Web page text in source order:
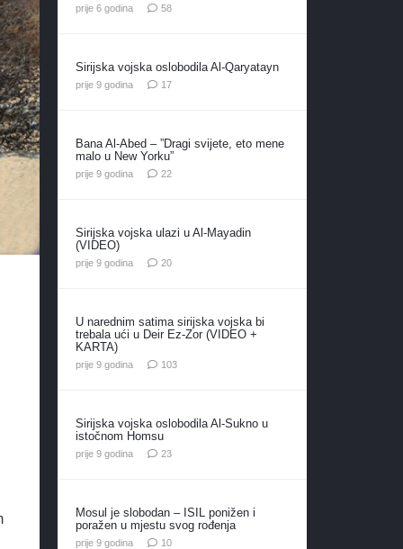
prije 6 godina 58komentara
Sirijska vojska oslobodila Al-Qaryatayn
prije 9 godina 17komentara
Bana Al-Abed – ”Dragi svijete, eto mene
malo u New Yorku”
prije 9 godina 22komentara
Sirijska vojska ulazi u Al-Mayadin
(VIDEO)
prije 9 godina 20komentara
U narednim satima sirijska vojska bi
trebala ući u Deir Ez-Zor (VIDEO +
KARTA)
prije 9 godina 103komentara
Sirijska vojska oslobodila Al-Sukno u
istočnom Homsu
prije 9 godina 23komentara
Mosul je slobodan – ISIL ponižen i
poražen u mjestu svog rođenja
prije 9 godina 10komentara